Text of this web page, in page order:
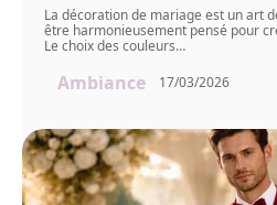
La décoration de mariage est un art
être harmonieusement pensé pour
Le choix des couleurs…
Ambiance 17/03/2026